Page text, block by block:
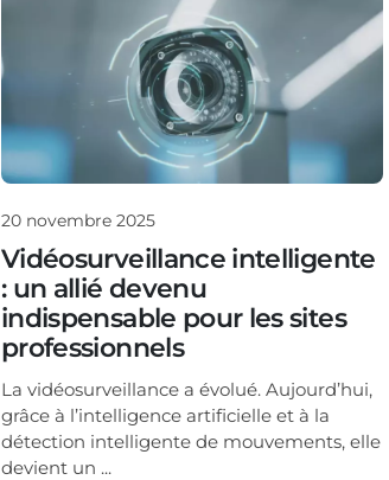
20 novembre 2025
Vidéosurveillance intelligente
: un allié devenu
indispensable pour les sites
professionnels
La vidéosurveillance a évolué. Aujourd’hui,
grâce à l’intelligence artificielle et à la
détection intelligente de mouvements, elle
devient un ...